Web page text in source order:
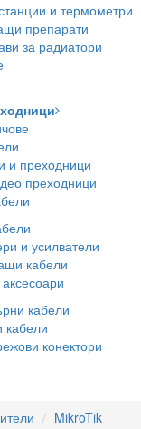
и термометри
препарати
за радиатори
и преходници
преходници
и усилватели
кабели
кабели
конектори
MikroTik